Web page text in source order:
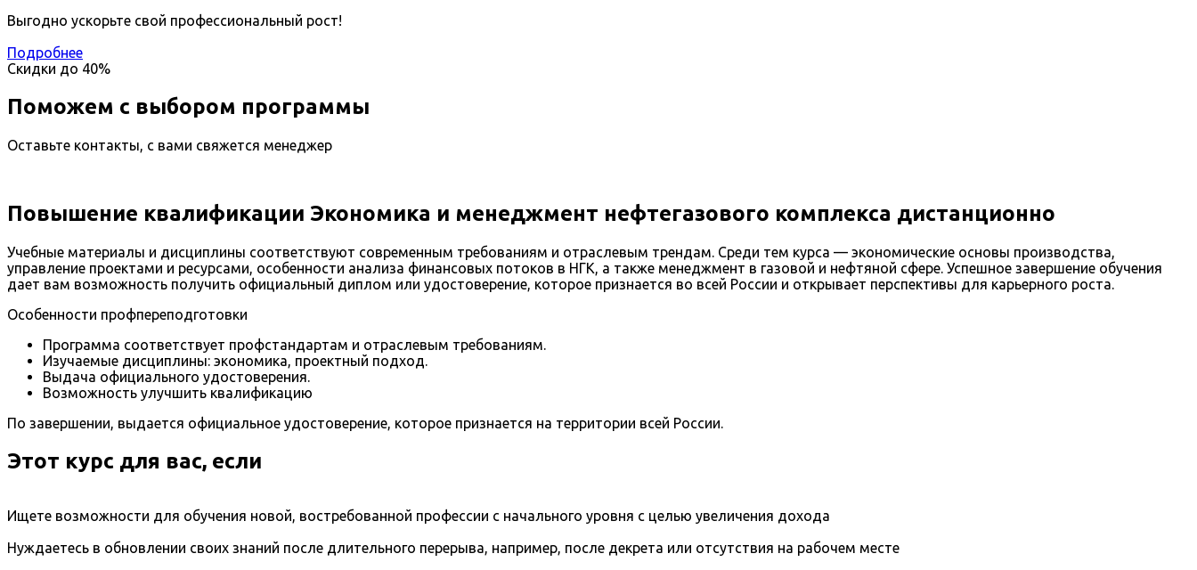
Выгодно ускорьте свой профессиональный рост!
Подробнее
Скидки до 40%
Поможем с выбором программы
Оставьте контакты, с вами свяжется менеджер
Повышение квалификации Экономика и менеджмент нефтегазового комплекса дистанционно
Учебные материалы и дисциплины соответствуют современным требованиям и отраслевым трендам. Среди тем курса — экономические основы производства,
управление проектами и ресурсами, особенности анализа финансовых потоков в НГК, а также менеджмент в газовой и нефтяной сфере. Успешное завершение обучения
дает вам возможность получить официальный диплом или удостоверение, которое признается во всей России и открывает перспективы для карьерного роста.
Особенности профпереподготовки
Программа соответствует профстандартам и отраслевым требованиям.
Изучаемые дисциплины: экономика, проектный подход.
Выдача официального удостоверения.
Возможность улучшить квалификацию
По завершении, выдается официальное удостоверение, которое признается на территории всей России.
Этот курс для вас, если
Ищете возможности для обучения новой, востребованной профессии с начального уровня с целью увеличения дохода
Нуждаетесь в обновлении своих знаний после длительного перерыва, например, после декрета или отсутствия на рабочем месте